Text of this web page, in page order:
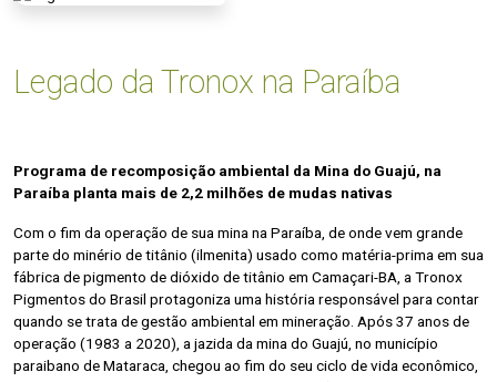
Legado da Tronox na Paraíba
Programa de recomposição ambiental da Mina do Guajú, na
Paraíba planta mais de 2,2 milhões de mudas nativas
Com o fim da operação de sua mina na Paraíba, de onde vem grande
parte do minério de titânio (ilmenita) usado como matéria-prima em sua
fábrica de pigmento de dióxido de titânio em Camaçari-BA, a Tronox
Pigmentos do Brasil protagoniza uma história responsável para contar
quando se trata de gestão ambiental em mineração. Após 37 anos de
operação (1983 a 2020), a jazida da mina do Guajú, no município
paraibano de Mataraca, chegou ao fim do seu ciclo de vida econômico,